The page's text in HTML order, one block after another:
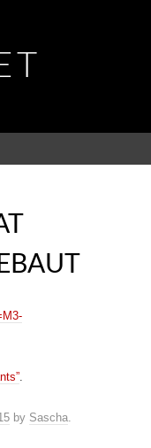
nach:
.
by Sascha.